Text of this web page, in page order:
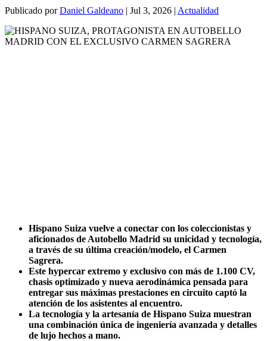
Publicado porDaniel Galdeano | Jul 3, 2026 | Actualidad
Hispano Suiza vuelve a conectar con los coleccionistas y
aficionados de Autobello Madrid su unicidad y tecnología,
a través de su última creación/modelo, el Carmen
Sagrera.
Este hypercar extremo y exclusivo con más de 1.100 CV,
chasis optimizado y nueva aerodinámica pensada para
entregar sus máximas prestaciones en circuito captó la
atención de los asistentes al encuentro.
La tecnología y la artesanía de Hispano Suiza muestran
una combinación única de ingeniería avanzada y detalles
de lujo hechos a mano.